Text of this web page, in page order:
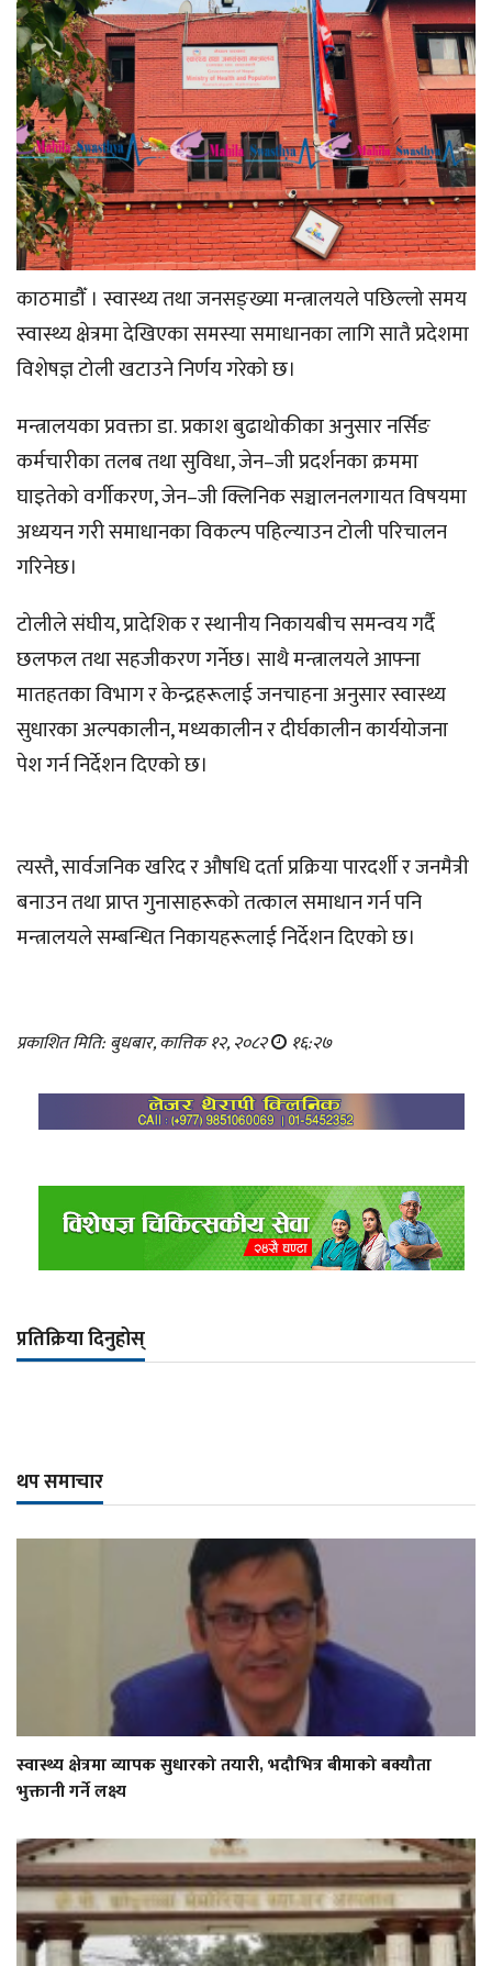
काठमाडौँ । स्वास्थ्य तथा जनसङ्ख्या मन्त्रालयले पछिल्लो समय
स्वास्थ्य क्षेत्रमा देखिएका समस्या समाधानका लागि सातै प्रदेशमा
विशेषज्ञ टोली खटाउने निर्णय गरेको छ।
मन्त्रालयका प्रवक्ता डा. प्रकाश बुढाथोकीका अनुसार नर्सिङ
कर्मचारीका तलब तथा सुविधा, जेन–जी प्रदर्शनका क्रममा
घाइतेको वर्गीकरण, जेन–जी क्लिनिक सञ्चालनलगायत विषयमा
अध्ययन गरी समाधानका विकल्प पहिल्याउन टोली परिचालन
गरिनेछ।
टोलीले संघीय, प्रादेशिक र स्थानीय निकायबीच समन्वय गर्दै
छलफल तथा सहजीकरण गर्नेछ। साथै मन्त्रालयले आफ्ना
मातहतका विभाग र केन्द्रहरूलाई जनचाहना अनुसार स्वास्थ्य
सुधारका अल्पकालीन, मध्यकालीन र दीर्घकालीन कार्ययोजना
पेश गर्न निर्देशन दिएको छ।
त्यस्तै, सार्वजनिक खरिद र औषधि दर्ता प्रक्रिया पारदर्शी र जनमैत्री
बनाउन तथा प्राप्त गुनासाहरूको तत्काल समाधान गर्न पनि
मन्त्रालयले सम्बन्धित निकायहरूलाई निर्देशन दिएको छ।
प्रकाशित मिति: बुधबार, कात्तिक १२, २०८२ १६:२७
प्रतिक्रिया दिनुहोस्
थप समाचार
स्वास्थ्य क्षेत्रमा व्यापक सुधारको तयारी, भदौभित्र बीमाको बक्यौता
भुक्तानी गर्ने लक्ष्य